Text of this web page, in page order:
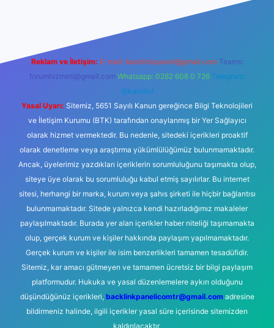
Reklam ve İletişim: E-mail: backlinkpaneli@gmail.com Teams:
forumhizmeti@gmail.com Whatsapp: 0262 606 0 726 Telegram:
@karabul
Yasal Uyarı: Sitemiz, 5651 Sayılı Kanun gereğince Bilgi Teknolojileri
ve İletişim Kurumu (BTK) tarafından onaylanmış bir Yer Sağlayıcı
olarak hizmet vermektedir. Bu nedenle, sitedeki içerikleri proaktif
olarak denetleme veya araştırma yükümlülüğümüz bulunmamaktadır.
Ancak, üyelerimiz yazdıkları içeriklerin sorumluluğunu taşımakta olup,
siteye üye olarak bu sorumluluğu kabul etmiş sayılırlar. Bu internet
sitesi, herhangi bir marka, kurum veya şahıs şirketi ile hiçbir bağlantısı
bulunmamaktadır. Sitede yalnızca kendi hazırladığımız makaleler
paylaşılmaktadır. Burada yer alan içerikler haber niteliği taşımamakta
olup, gerçek kurum ve kişiler hakkında paylaşım yapılmamaktadır.
Gerçek kurum ve kişiler ile isim benzerlikleri tamamen tesadüfidir.
Sitemiz, kar amacı gütmeyen ve tamamen ücretsiz bir bilgi paylaşım
platformudur. Hukuka ve yasal düzenlemelere aykırı olduğunu
düşündüğünüz içerikleri, backlinkpanelicomtr@gmail.comadresine
bildirmeniz halinde, ilgili içerikler yasal süre içerisinde sitemizden
kaldırılacaktır.